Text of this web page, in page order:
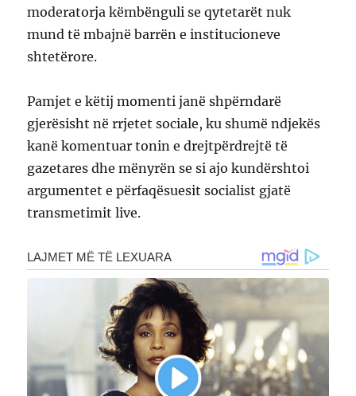
moderatorja këmbënguli se qytetarët nuk
mund të mbajnë barrën e institucioneve
shtetërore.
Pamjet e këtij momenti janë shpërndarë
gjerësisht në rrjetet sociale, ku shumë ndjekës
kanë komentuar tonin e drejtpërdrejtë të
gazetares dhe mënyrën se si ajo kundërshtoi
argumentet e përfaqësuesit socialist gjatë
transmetimit live.